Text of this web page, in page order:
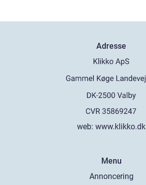
Adresse
web: www.klikko.dk
Menu
Annoncering